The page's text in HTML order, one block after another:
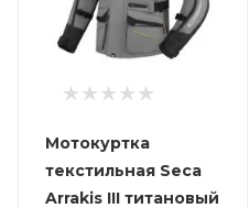
Мотокуртка
текстильная Seca
Arrakis III титановый